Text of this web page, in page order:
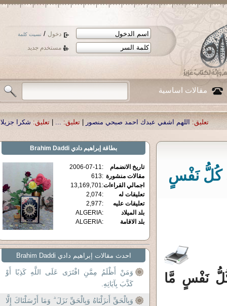
دخول / نسيت كلمة
مستخدم جديد
مقالات اساسية
اشفي عبدك احمد صبحي منصور|تعليق: ...
|تعليق: شكرا جزيلا أستاذ حمد
كُلُّ نَفْسٍ
نَفْسٍ مَّا
بطاقة إبراهيم دادي Brahim Daddi
تاريخ الانضمام :
2006-07-11
مقالات منشورة :
613
اجمالي القراءات:
13,169,701
تعليقات له
:
2,074
تعليقات عليه
:
2,977
بلد الميلاد
:
ALGERIA
بلد الاقامة
:
ALGERIA
احدث مقالات إبراهيم دادي Brahim Daddi
وَمَنْ أَظْلَمُ مِمَّنِ افْتَرَى عَلَى اللَّهِ كَذِبًا أَوْ
كَذَّبَ بِآيَاتِهِ.
وَبِالْحَقِّ أَنزَلْنَاهُ وَبِالْحَقِّ نَزَلَ ۗ وَمَا أَرْسَلْنَاكَ إِلَّا